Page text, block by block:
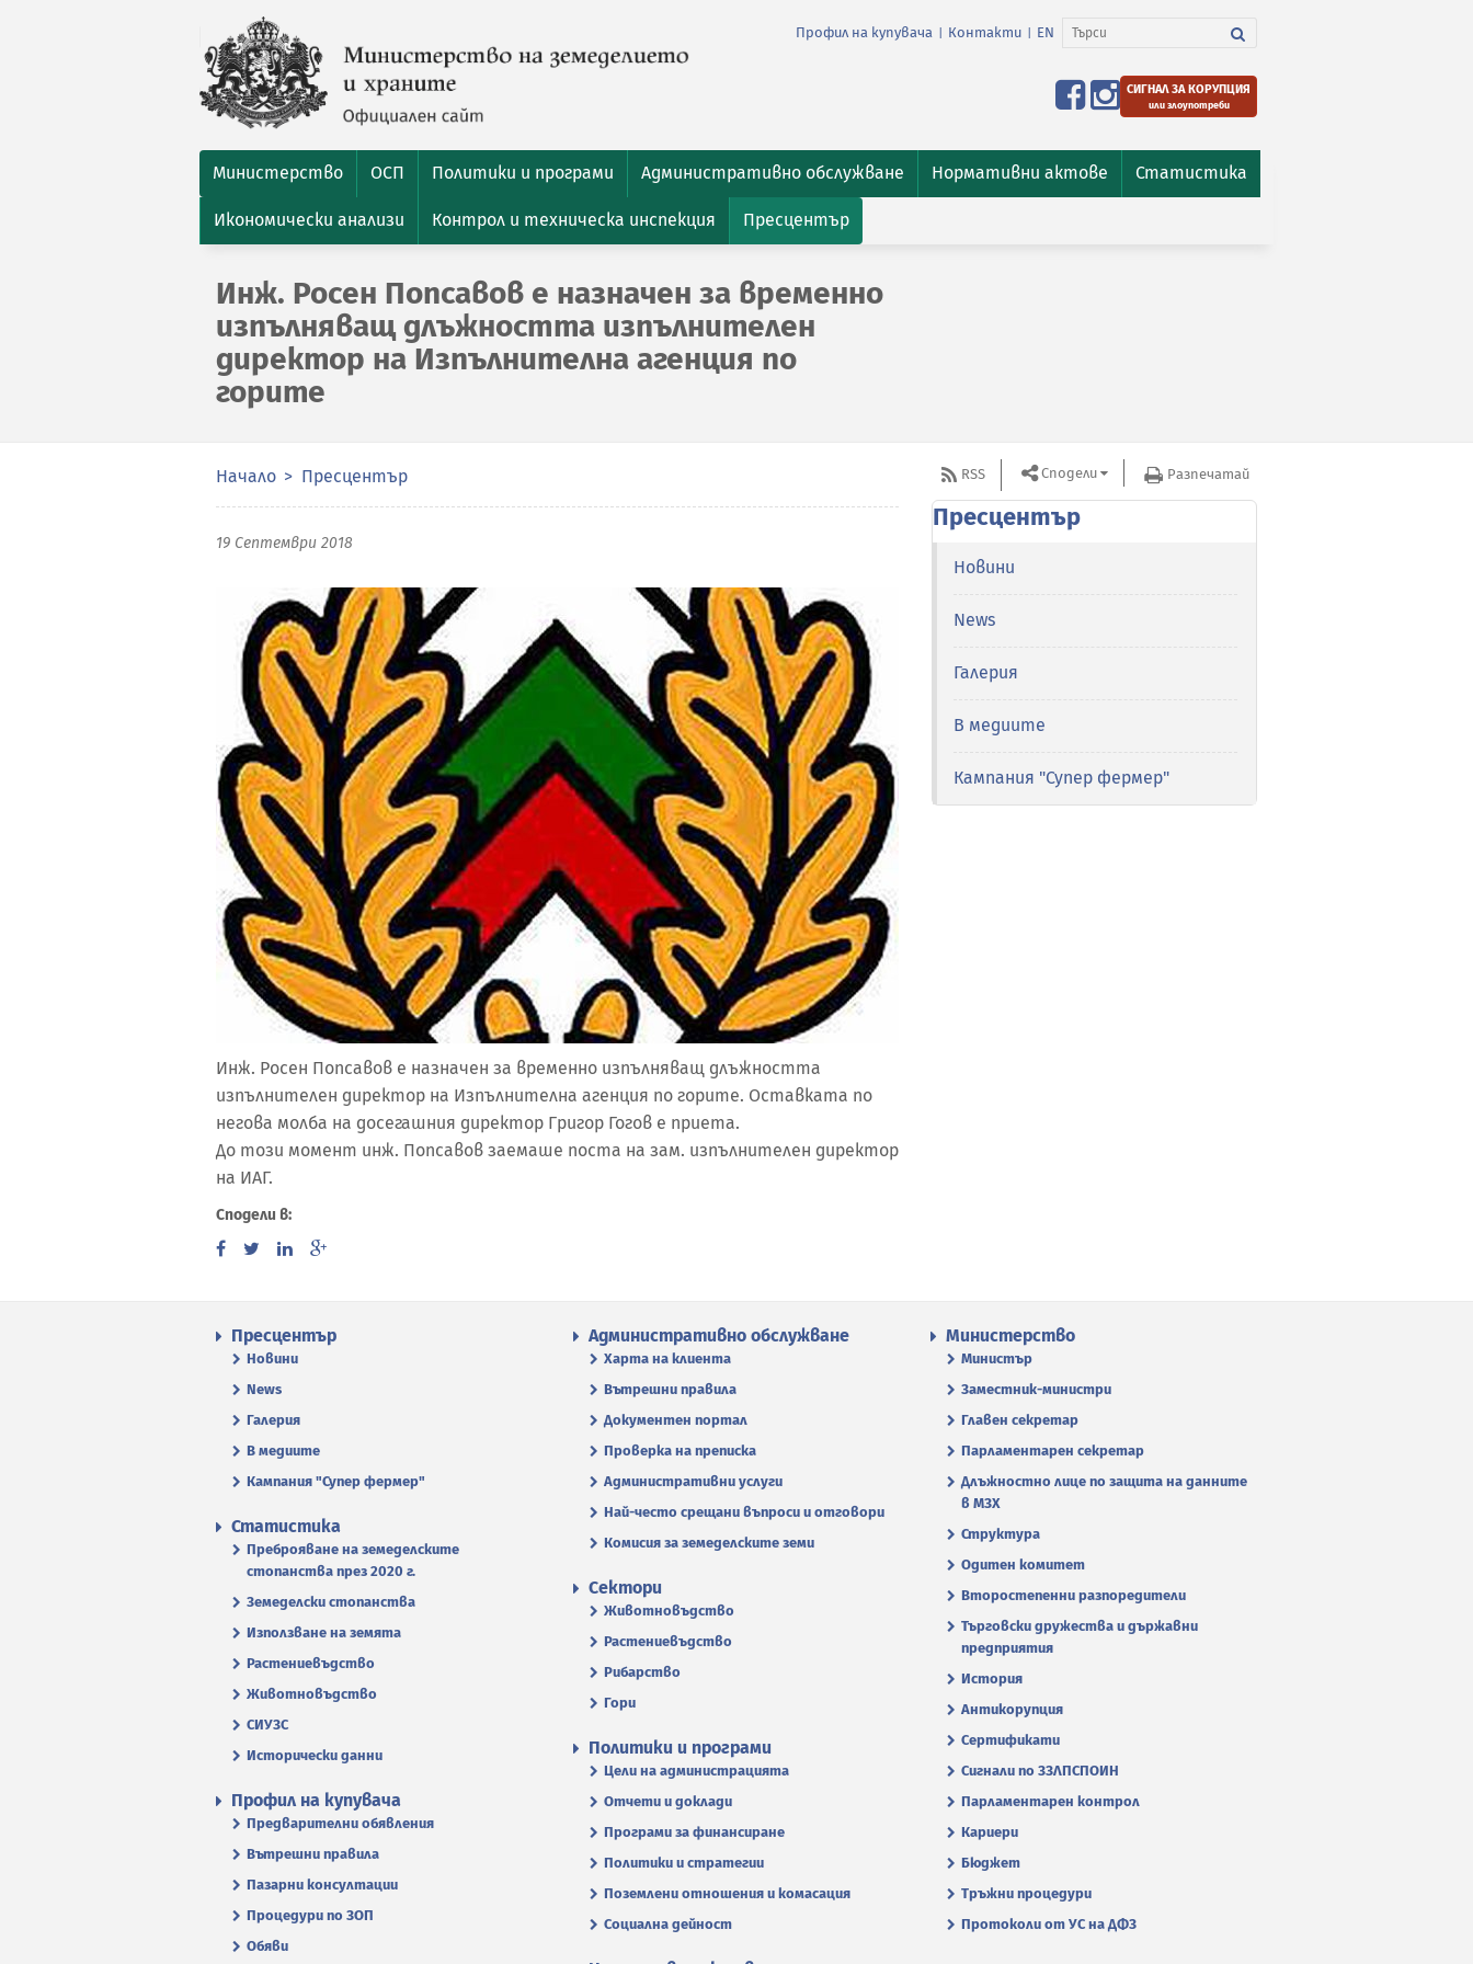
Профил на купувача Контакти EN
СИГНАЛ ЗА КОРУПЦИЯ
или злоупотреби
Министерство ОСП Политики и програми Административно обслужване Нормативни актове Статистика
Икономически анализи Контрол и техническа инспекция Пресцентър
Инж. Росен Попсавов е назначен за временно
изпълняващ длъжността изпълнителен
директор на Изпълнителна агенция по
горите
Начало Пресцентър
19 Септември 2018
Инж. Росен Попсавов е назначен за временно изпълняващ длъжността
изпълнителен директор на Изпълнителна агенция по горите. Оставката по
негова молба на досегашния директор Григор Гогов е приета.
До този момент инж. Попсавов заемаше поста на зам. изпълнителен директор
на ИАГ.
Сподели в:
RSS Сподели Разпечатай
Пресцентър
Новини
News
Галерия
В медиите
Кампания "Супер фермер"
Пресцентър
Новини
News
Галерия
В медиите
Кампания "Супер фермер"
Административно обслужване
Харта на клиента
Вътрешни правила
Документен портал
Проверка на преписка
Административни услуги
Най-често срещани въпроси и отговори
Комисия за земеделските земи
Министерство
Министър
Заместник-министри
Главен секретар
Парламентарен секретар
Длъжностно лице по защита на данните
в МЗХ
Структура
Одитен комитет
Второстепенни разпоредители
Търговски дружества и държавни
предприятия
История
Антикорупция
Сертификати
Сигнали по ЗЗЛПСПОИН
Парламентарен контрол
Кариери
Бюджет
Тръжни процедури
Протоколи от УС на ДФЗ
Статистика
Преброяване на земеделските
стопанства през 2020 г.
Земеделски стопанства
Използване на земята
Растениевъдство
Животновъдство
СИУЗС
Исторически данни
Сектори
Животновъдство
Растениевъдство
Рибарство
Гори
Политики и програми
Цели на администрацията
Отчети и доклади
Програми за финансиране
Политики и стратегии
Поземлени отношения и комасация
Социална дейност
Профил на купувача
Предварителни обявления
Вътрешни правила
Пазарни консултации
Процедури по ЗОП
Обяви